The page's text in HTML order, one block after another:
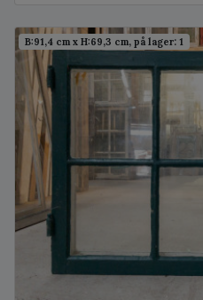
B:91,4 cm x H:69,3 cm, på lager: 1